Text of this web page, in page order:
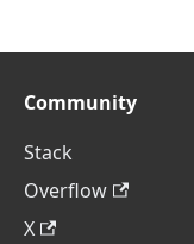
Community
Stack
Overflow
X